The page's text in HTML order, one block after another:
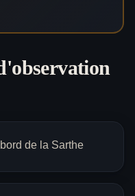
de la Sarthe